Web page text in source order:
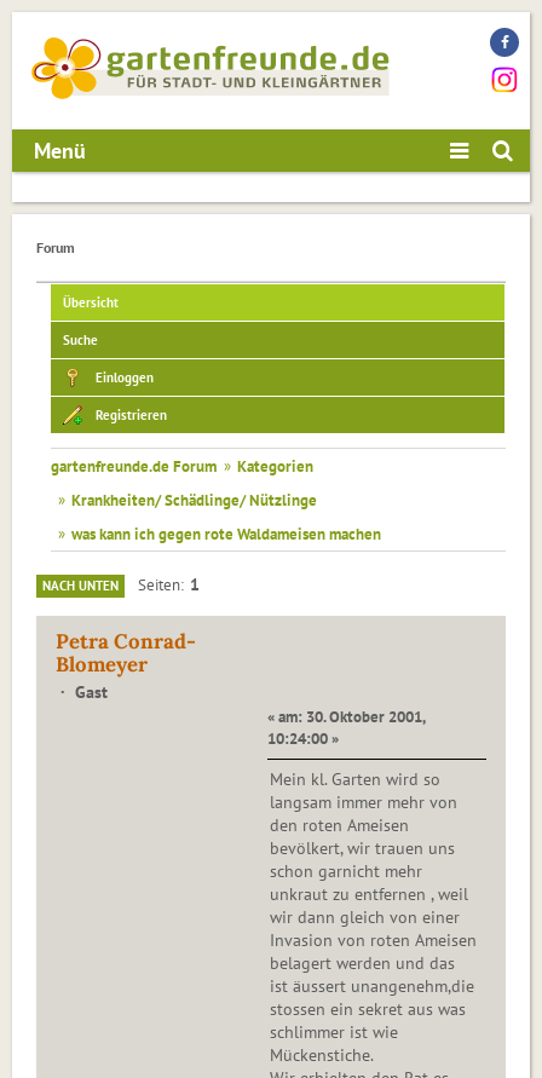
Menü
Forum
Übersicht
Suche
Einloggen
Registrieren
gartenfreunde.de Forum » Kategorien
» Krankheiten/ Schädlinge/ Nützlinge
» was kann ich gegen rote Waldameisen machen
NACH UNTEN Seiten 1
Petra Conrad-
Blomeyer
Gast
« am: 30. Oktober 2001,
10:24:00 »
Mein kl. Garten wird so
langsam immer mehr von
den roten Ameisen
bevölkert, wir trauen uns
schon garnicht mehr
unkraut zu entfernen , weil
wir dann gleich von einer
Invasion von roten Ameisen
belagert werden und das
ist äussert unangenehm,die
stossen ein sekret aus was
schlimmer ist wie
Mückenstiche.